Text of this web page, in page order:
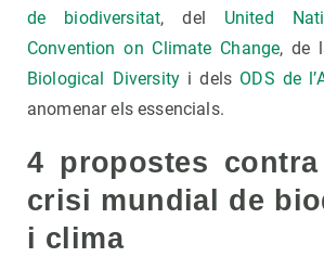
de biodiversitat, del United
Convention on Climate Change, de
Biological Diversity i dels ODS de
anomenar els essencials.
4 propostes
crisi mundial de
i clima